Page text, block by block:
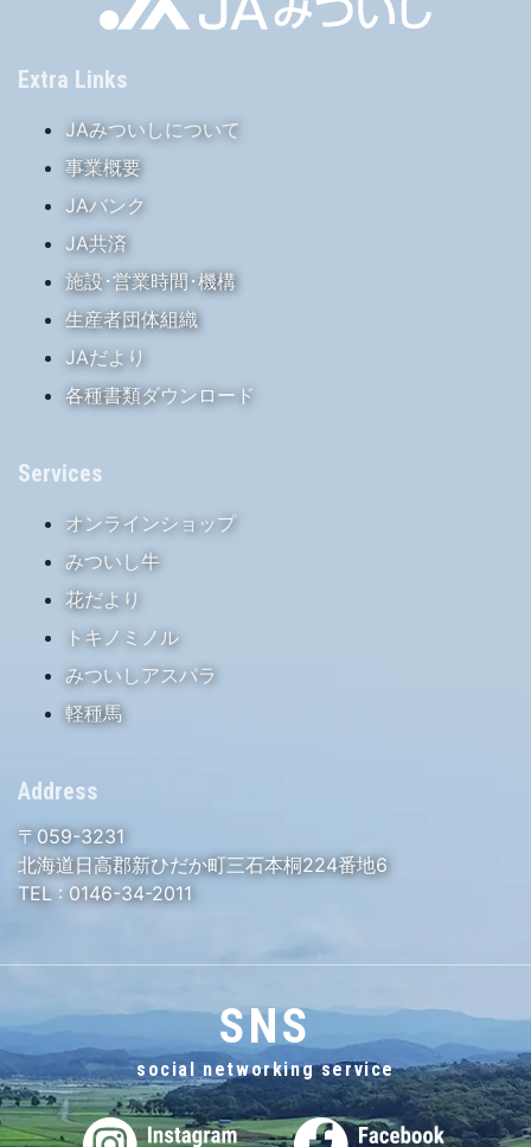
Extra Links
JAみついしについて
事業概要
JAバンク
JA共済
施設･営業時間･機構
生産者団体組織
JAだより
各種書類ダウンロード
Services
オンラインショップ
みついし牛
花だより
トキノミノル
みついしアスパラ
軽種馬
Address
〒059-3231
北海道日高郡新ひだか町三石本桐224番地6
TEL : 0146-34-2011
SNS
social networking service